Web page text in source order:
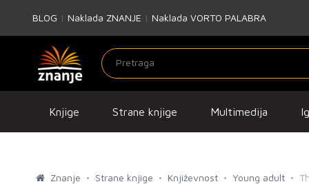
BLOG | Naklada ZNANJE | Naklada VORTO PALABRA
Knjige Strane knjige Multimedija
Znanje Strane knjige Književnost Young adult